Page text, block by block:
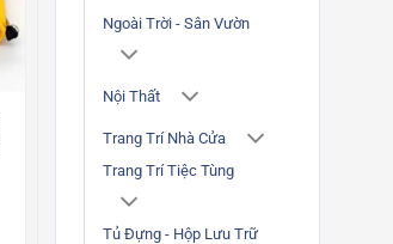
Ngoài Trời - Sân Vườn
Nội Thất
Trang Trí Nhà Cửa
Trang Trí Tiệc Tùng
Tủ Đựng - Hộp Lưu Trữ